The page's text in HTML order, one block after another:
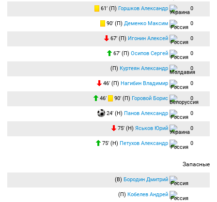
61′ (П) Горшков Александр 0
90′ (П) Деменко Максим 0
67′ (П) Игонин Алексей 0
67′ (П) Осипов Сергей 0
(П) Куртеян Александр 0
46′ (П) Нагибин Владимир 0
46′ 90′ (П) Горовой Борис 0
24′ (Н) Панов Александр 0
75′ (Н) Яськов Юрий 0
75′ (Н) Петухов Александр 0
Запасные
(В) Бородин Дмитрий
(П) Кобелев Андрей